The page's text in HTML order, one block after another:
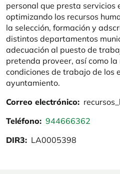
personal que presta servicios
optimizando los recursos
la selección, formación y
distintos departamentos
adecuación al puesto de
pretenda proveer, así como la
condiciones de trabajo de los
ayuntamiento.
Correo electrónico
Teléfono
944666362
DIR3
LA0005398